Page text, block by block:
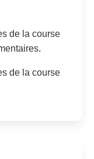
de la course
de la course